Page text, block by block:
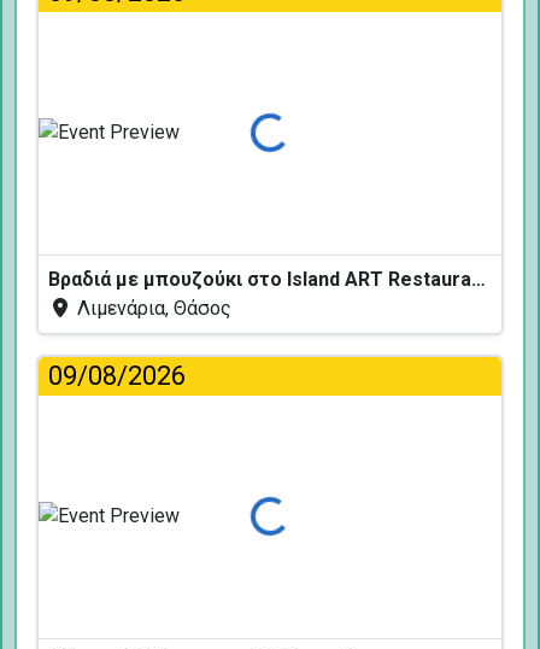
Φόρτωση...
Βραδιά με μπουζούκι στο Island ART Restaurant
Λιμενάρια, Θάσος
09/08/2026
Φόρτωση...